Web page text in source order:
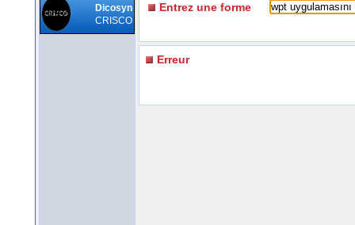
Dicosyn
CRISCO
Entrez une forme
Erreur